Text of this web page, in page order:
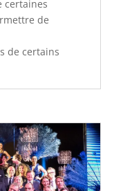
certaines
de
de certains